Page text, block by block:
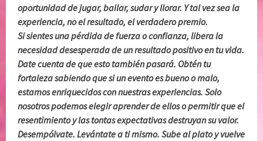
oportunidad de jugar, bailar, sudar y llorar. Y tal vez sea la
experiencia, no el resultado, el verdadero premio.
Si sientes una pérdida de fuerza o confianza, libera la
necesidad desesperada de un resultado positivo en tu vida.
Date cuenta de que esto también pasará. Obtén tu
fortaleza sabiendo que si un evento es bueno o malo,
estamos enriquecidos con nuestras experiencias. Solo
nosotros podemos elegir aprender de ellos o permitir que el
resentimiento y las tontas expectativas destruyan su valor.
Desempólvate. Levántate a ti mismo. Sube al plato y vuelve